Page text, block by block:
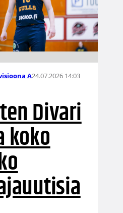
A24.07.2026 14:03
Divari
koko